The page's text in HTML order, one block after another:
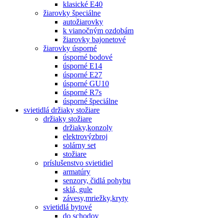
klasické E40
žiarovky špeciálne
autožiarovky
k vianočným ozdobám
žiarovky bajonetové
žiarovky úsporné
úsporné bodové
úsporné E14
úsporné E27
úsporné GU10
úsporné R7s
úsporné špeciálne
svietidlá držiaky stožiare
držiaky stožiare
držiaky,konzoly
elektrovýzbroj
solárny set
stožiare
príslušenstvo svietidiel
armatúry
senzory, čidlá pohybu
sklá, gule
závesy,mriežky,kryty
svietidlá bytové
do schodov